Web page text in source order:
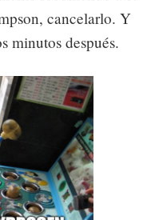
cancelarlo. Y
minutos después.